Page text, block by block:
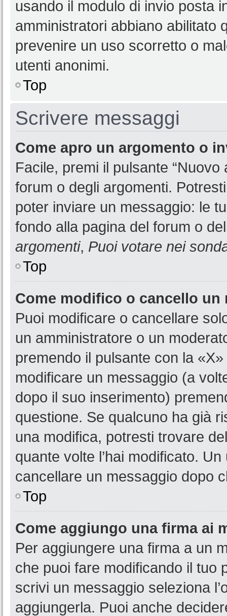
usando il modulo di invio posta
amministratori abbiano abilitato
prevenire un uso scorretto o
utenti anonimi.
Top
Scrivere messaggi
Come apro un argomento o
Facile, premi il pulsante
forum o degli argomenti.
poter inviare un messaggio: le
fondo alla pagina del forum o
argomenti, Puoi votare nei
Top
Come modifico o cancello un
Puoi modificare o cancellare
un amministratore o un
premendo il pulsante con la
modificare un messaggio (a
dopo il suo inserimento)
questione. Se qualcuno ha già
una modifica, potresti trovare
quante volte l’hai modificato.
cancellare un messaggio dopo
Top
Come aggiungo una firma ai
Per aggiungere una firma a un
che puoi fare modificando il tuo
scrivi un messaggio seleziona
aggiungerla. Puoi anche